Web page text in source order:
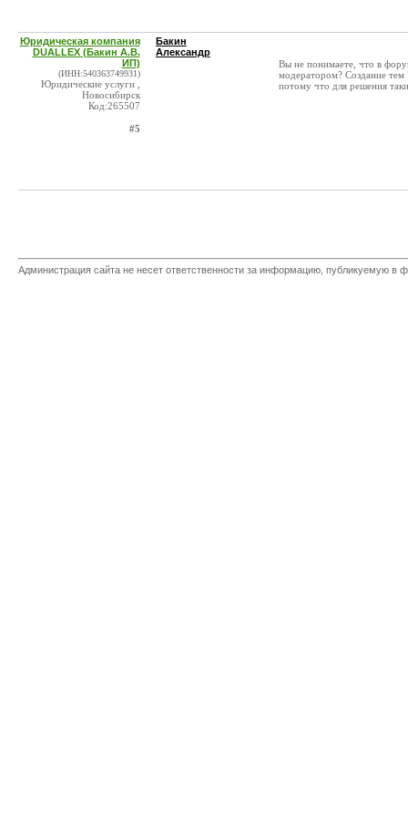
Юридическая компания
DUALLEX (Бакин А.В.
ИП)
(ИНН:540363749931)
Юридические услуги ,
Новосибирск
Код:265507
#5
Бакин
Александр
Вы не понимаете, что в
модератором? Создание
потому что для решения
Администрация сайта не несет ответственности за информацию, публикуемую